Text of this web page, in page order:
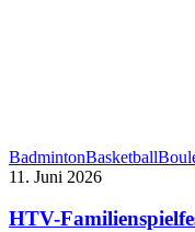
BadmintonBasketball
11. Juni 2026
HTV-